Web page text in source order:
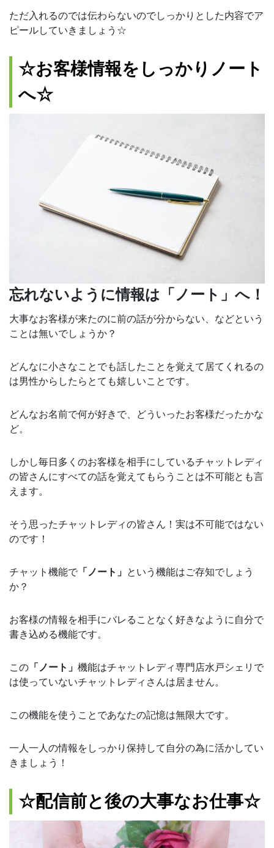
ただ入れるのでは伝わらないのでしっかりとした内容でア
ピールしていきましょう☆
☆お客様情報をしっかりノート
へ☆
忘れないように情報は「ノート」へ！
大事なお客様が来たのに前の話が分からない、などという
ことは無いでしょうか？
どんなに小さなことでも話したことを覚えて居てくれるの
は男性からしたらとても嬉しいことです。
どんなお名前で何が好きで、どういったお客様だったかな
ど。
しかし毎日多くのお客様を相手にしているチャットレディ
の皆さんにすべての話を覚えてもらうことは不可能とも言
えます。
そう思ったチャットレディの皆さん！実は不可能ではない
のです！
チャット機能で 「ノート」 という機能はご存知でしょう
か？
お客様の情報を相手にバレることなく好きなように自分で
書き込める機能です。
この 「ノート」 機能はチャットレディ専門店水戸シェリで
は使っていないチャットレディさんは居ません。
この機能を使うことであなたの記憶は無限大です。
一人一人の情報をしっかり保持して自分の為に活かしてい
きましょう！
☆配信前と後の大事なお仕事☆